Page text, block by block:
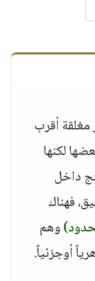
أقرب
لكنها
داخل
فهناك
وهم
أوجزئياً.